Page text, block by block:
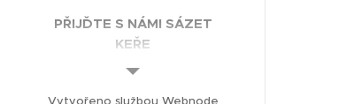
PŘIJĎTE S NÁMI SÁZET
KEŘE
AGILITY DEN
Vytvořeno službou Webnode